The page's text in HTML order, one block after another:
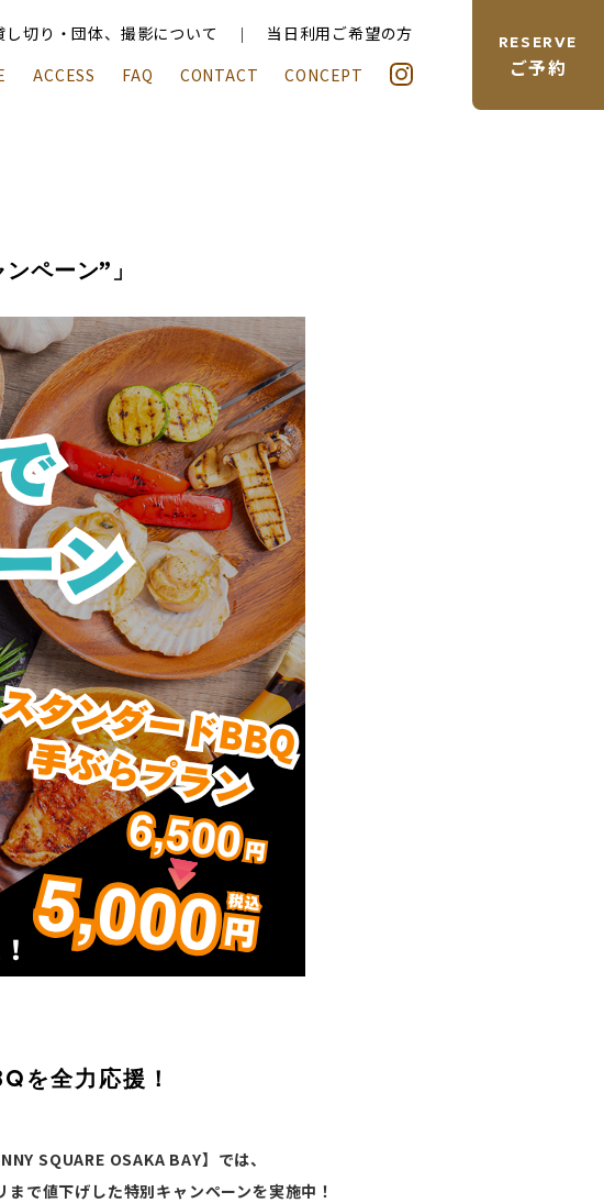
ACCESS FAQ CONTACT CONCEPT
し切り・団体、撮影について 当日利用ご希望の方 RESERVE
ご予約
ペーン”」
を全力応援！
SQUARE OSAKA BAY】では、
で値下げした特別キャンペーンを実施中！